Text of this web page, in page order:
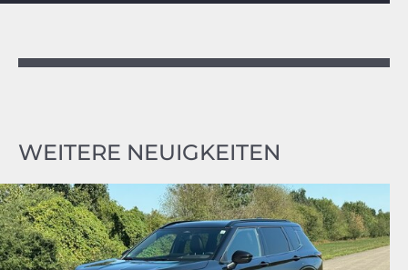
WEITERE NEUIGKEITEN